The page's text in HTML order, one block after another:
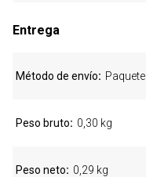
Entrega
Método de envío Paquete
Peso bruto 0,30 kg
Peso neto 0,29 kg